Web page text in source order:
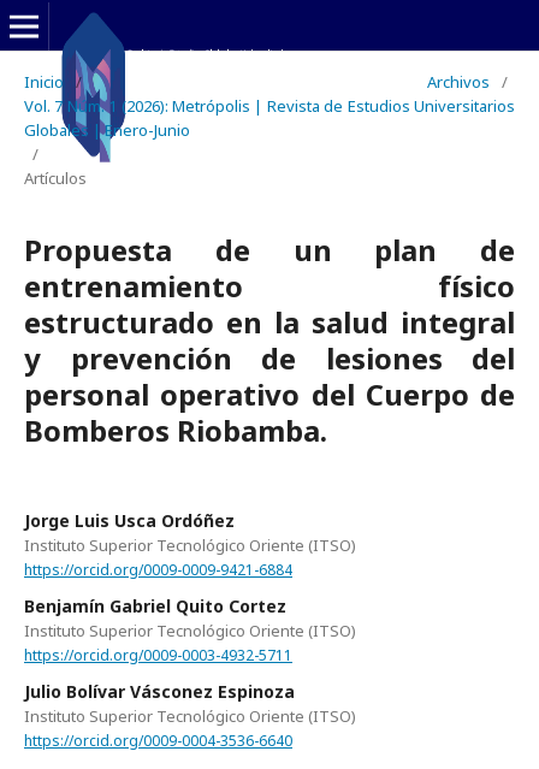
Inicio / Archivos
/
Vol. 7 Núm. 1 (2026): Metrópolis | Revista de Estudios Universitarios
Globales | Enero-Junio
/
Artículos
Propuesta de un plan de
entrenamiento físico
estructurado en la salud integral
y prevención de lesiones del
personal operativo del Cuerpo de
Bomberos Riobamba.
Jorge Luis Usca Ordóñez
Instituto Superior Tecnológico Oriente (ITSO)
https://orcid.org/0009-0009-9421-6884
Benjamín Gabriel Quito Cortez
Instituto Superior Tecnológico Oriente (ITSO)
https://orcid.org/0009-0003-4932-5711
Julio Bolívar Vásconez Espinoza
Instituto Superior Tecnológico Oriente (ITSO)
https://orcid.org/0009-0004-3536-6640